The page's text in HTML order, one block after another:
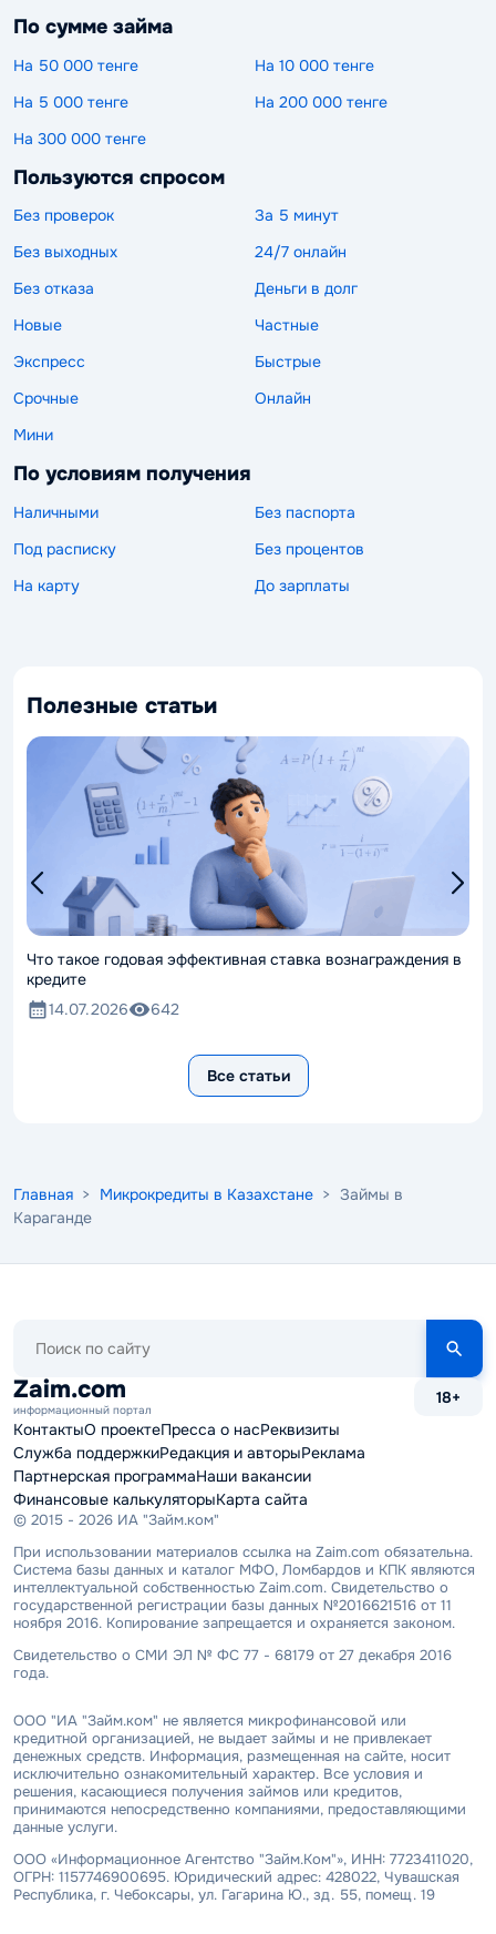
По сумме займа
На 50 000 тенге
На 10 000 тенге
На 5 000 тенге
На 200 000 тенге
На 300 000 тенге
Пользуются спросом
Без проверок
За 5 минут
Без выходных
24/7 онлайн
Без отказа
Деньги в долг
Новые
Частные
Экспресс
Быстрые
Срочные
Онлайн
Мини
По условиям получения
Наличными
Без паспорта
Под расписку
Без процентов
На карту
До зарплаты
Полезные статьи
Что такое годовая эффективная ставка вознаграждения в
кредите
14.07.2026
642
Все статьи
Главная > Микрокредиты в Казахстане > Займы в
Караганде
сайту
Zaim.com
информационный портал
18+
КонтактыО проектеПресса о насРеквизиты
Служба поддержкиРедакция и авторыРеклама
Партнерская программаНаши вакансии
Финансовые калькуляторыКарта сайта
© 2015 - 2026 ИА "Займ.ком"
При использовании материалов ссылка на Zaim.com обязательна.
Система базы данных и каталог МФО, Ломбардов и КПК являются
интеллектуальной собственностью Zaim.com. Свидетельство о
государственной регистрации базы данных №2016621516 от 11
ноября 2016. Копирование запрещается и охраняется законом.
Свидетельство о СМИ ЭЛ № ФС 77 - 68179 от 27 декабря 2016
года.
ООО "ИА "Займ.ком" не является микрофинансовой или
кредитной организацией, не выдает займы и не привлекает
денежных средств. Информация, размещенная на сайте, носит
исключительно ознакомительный характер. Все условия и
решения, касающиеся получения займов или кредитов,
принимаются непосредственно компаниями, предоставляющими
данные услуги.
ООО «Информационное Агентство "Займ.Ком"», ИНН: 7723411020,
ОГРН: 1157746900695. Юридический адрес: 428022, Чувашская
Республика, г. Чебоксары, ул. Гагарина Ю., зд. 55, помещ. 19